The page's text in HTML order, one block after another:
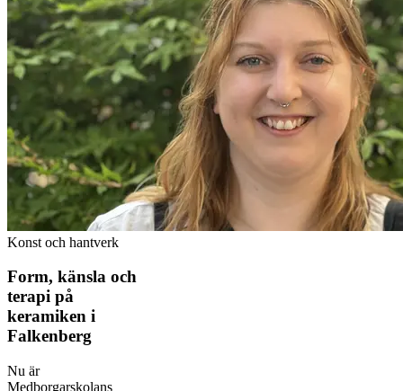
Konst och hantverk
Form, känsla och
terapi på
keramiken i
Falkenberg
Nu är
Medborgarskolans